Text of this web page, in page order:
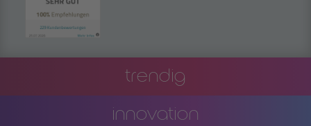
trendig
innovation